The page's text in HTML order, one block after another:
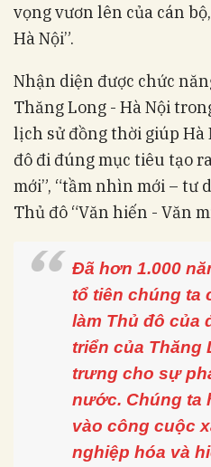
vọng vươn lên của cán
Hà Nội”.
Nhận diện được chức
Thăng Long - Hà Nội
lịch sử đồng thời giúp Hà
đô đi đúng mục tiêu tạo
mới”, “tầm nhìn mới – tư
Thủ đô “Văn hiến - Văn
“
Đã hơn 1.000
tổ tiên chúng ta
làm Thủ đô của
triển của Thăng
trưng cho sự
nước. Chúng ta
vào công cuộc
nghiệp hóa và